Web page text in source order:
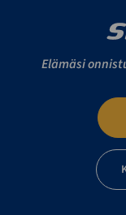
Elämäsi